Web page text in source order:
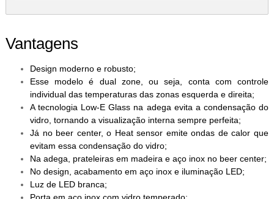
Vantagens
Design moderno e robusto;
Esse modelo é dual zone, ou seja, conta com controle
individual das temperaturas das zonas esquerda e direita;
A tecnologia Low-E Glass na adega evita a condensação do
vidro, tornando a visualização interna sempre perfeita;
Já no beer center, o Heat sensor emite ondas de calor que
evitam essa condensação do vidro;
Na adega, prateleiras em madeira e aço inox no beer center;
No design, acabamento em aço inox e iluminação LED;
Luz de LED branca;